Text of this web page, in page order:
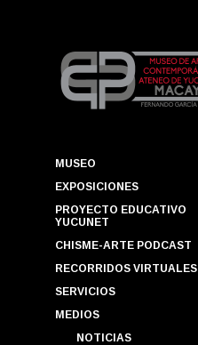
MUSEO
EXPOSICIONES
PROYECTO EDUCATIVO
YUCUNET
CHISME-ARTE PODCAST
RECORRIDOS VIRTUALES
SERVICIOS
MEDIOS
NOTICIAS